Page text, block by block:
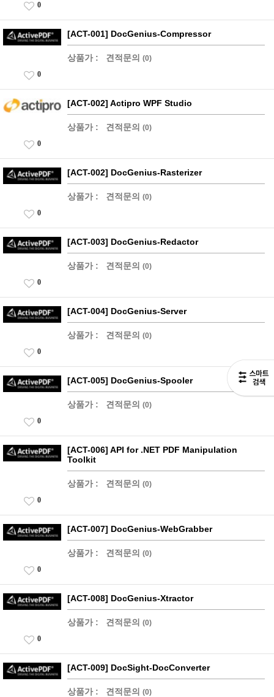
0
[ACT-001] DocGenius-Compressor
상품가 : 견적문의 (0)
0
[ACT-002] Actipro WPF Studio
상품가 : 견적문의 (0)
0
[ACT-002] DocGenius-Rasterizer
상품가 : 견적문의 (0)
0
[ACT-003] DocGenius-Redactor
상품가 : 견적문의 (0)
0
[ACT-004] DocGenius-Server
상품가 : 견적문의 (0)
0
[ACT-005] DocGenius-Spooler
상품가 : 견적문의 (0)
0
[ACT-006] API for .NET PDF Manipulation
Toolkit
상품가 : 견적문의 (0)
0
[ACT-007] DocGenius-WebGrabber
상품가 : 견적문의 (0)
0
[ACT-008] DocGenius-Xtractor
상품가 : 견적문의 (0)
0
[ACT-009] DocSight-DocConverter
상품가 : 견적문의 (0)